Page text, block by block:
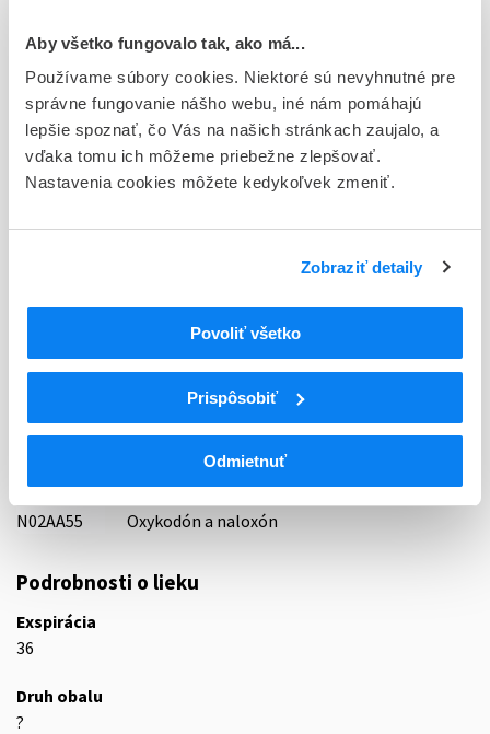
Aby všetko fungovalo tak, ako má...
Používame súbory cookies. Niektoré sú nevyhnutné pre
správne fungovanie nášho webu, iné nám pomáhajú
lepšie spoznať, čo Vás na našich stránkach zaujalo, a
vďaka tomu ich môžeme priebežne zlepšovať.
Nastavenia cookies môžete kedykoľvek zmeniť.
Zobraziť detaily
Povoliť všetko
Prispôsobiť
Odmietnuť
tbl plg 98x10 mg/5 mg (blis.PVC/Al)
Stav
D - Registrácia bez obmedzenia platnosti
Typ registračnej procedúry
Vzájomné uznávanie (mutual recognition proc.)
Mundipharma Gesellschaft m.b.H., Rakúsko
N
Centrálna nervová sústava
Opioidné analgetiká (anodyná)
N02AA55
Oxykodón a naloxón
Podrobnosti o lieku
Exspirácia
36
Druh obalu
?